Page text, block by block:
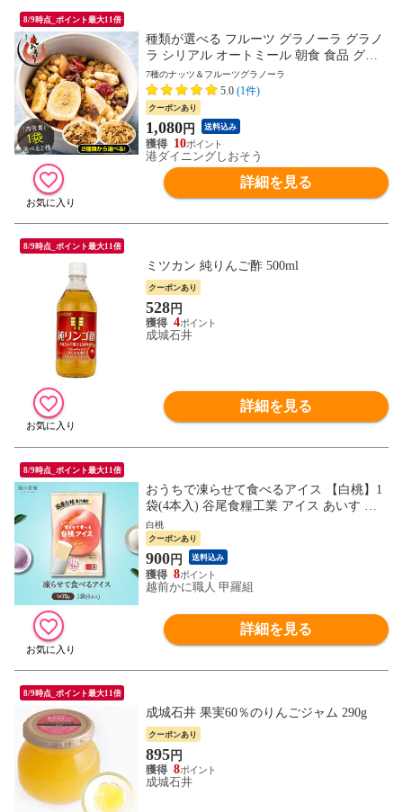
8/9時点_ポイント最大11倍
種類が選べる フルーツ グラノーラ グラノ
ラ シリアル オートミール 朝食 食品 グル
メ 国産 プレーン ドライフルーツ ミックス
バナナ クランベリー レーズン リンゴ ナッ
ツ クルミ アーモンド カシューナッツ マカ
ダミア ミックスナッツ
7種のナッツ＆フルーツグラノーラ
5.0 (1件)
クーポンあり
1,080円 送料込み
10
港ダイニングしおそう
詳細を見る
8/9時点_ポイント最大11倍
ミツカン 純りんご酢 500ml
クーポンあり
528円
4
成城石井
詳細を見る
8/9時点_ポイント最大11倍
おうちで凍らせて食べるアイス 【白桃】1
袋(4本入) 谷尾食糧工業 アイス あいす シ
ャーベット 業務用 大容量 白桃
白桃
クーポンあり
900円 送料込み
8
越前かに職人 甲羅組
詳細を見る
8/9時点_ポイント最大11倍
成城石井 果実60％のりんごジャム 290g
クーポンあり
895円
8
成城石井